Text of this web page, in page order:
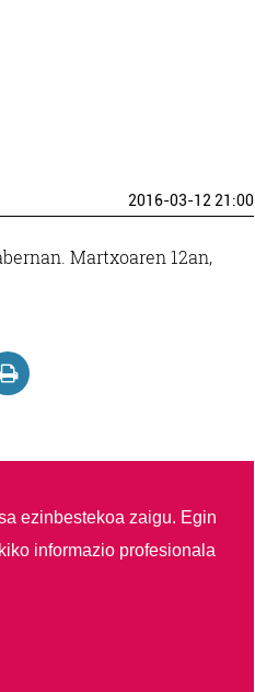
2016-03-12 21:00
Martxoaren 12an,
ezinbestekoa zaigu. Egin
informazio profesionala